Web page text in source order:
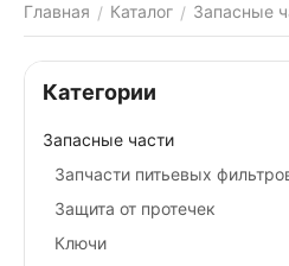
Главная / Каталог / Запасные
Категории
Запасные части
Запчасти питьевых
Защита от протечек
Ключи